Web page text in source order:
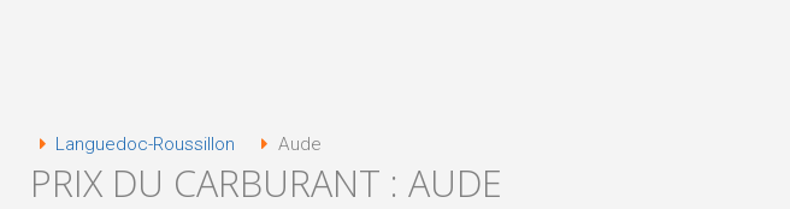
Languedoc-Roussillon Aude
PRIX DU CARBURANT : AUDE